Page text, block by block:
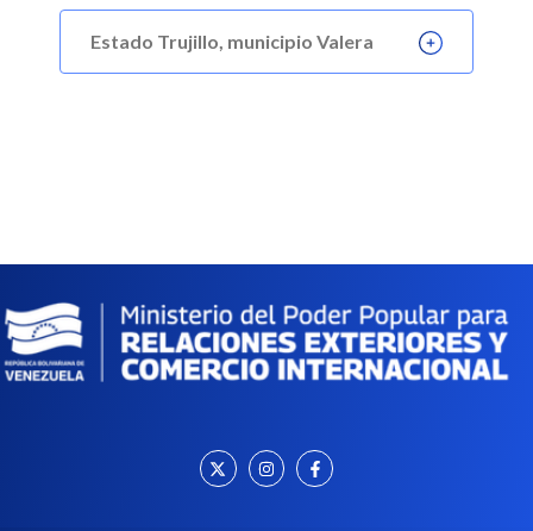
Estado Trujillo, municipio Valera